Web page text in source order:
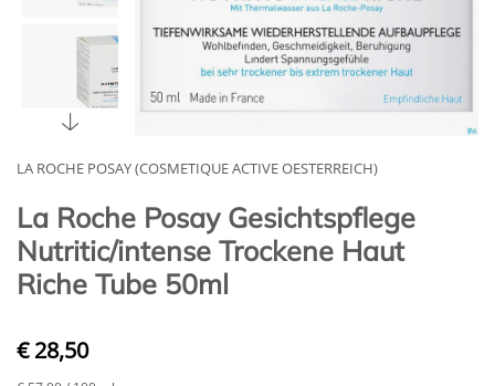
LA ROCHE POSAY (COSMETIQUE ACTIVE OESTERREICH)
La Roche Posay Gesichtspflege
Nutritic/intense Trockene Haut
Riche Tube 50ml
€ 28,50